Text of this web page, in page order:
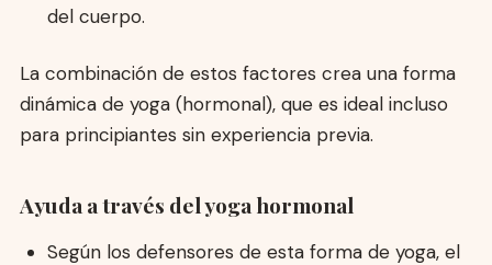
del cuerpo.
La combinación de estos factores crea una forma
dinámica de yoga (hormonal), que es ideal incluso
para principiantes sin experiencia previa.
Ayuda a través del yoga hormonal
Según los defensores de esta forma de yoga, el